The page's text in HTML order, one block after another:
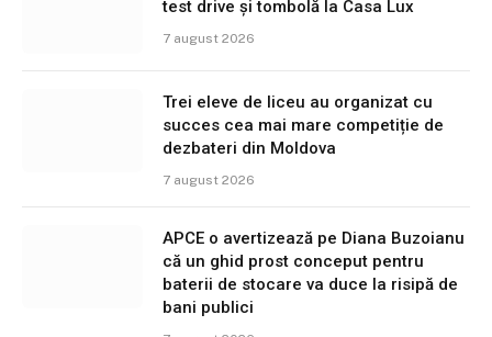
test drive și tombolă la Casa Lux
7 august 2026
Trei eleve de liceu au organizat cu
succes cea mai mare competiție de
dezbateri din Moldova
7 august 2026
APCE o avertizează pe Diana Buzoianu
că un ghid prost conceput pentru
baterii de stocare va duce la risipă de
bani publici